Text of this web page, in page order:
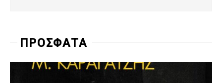
ΠΡΟΣΦΑΤΑ